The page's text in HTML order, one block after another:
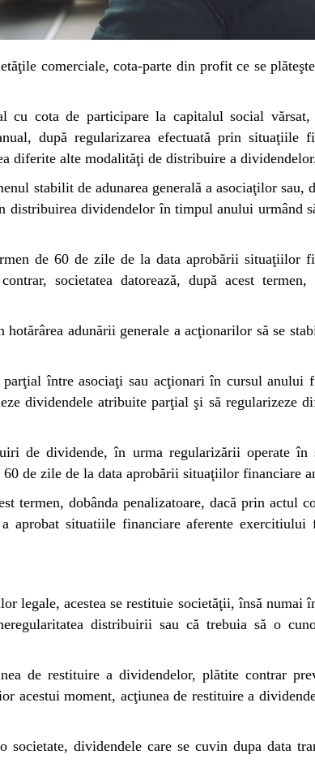
comerciale, cota-parte din profit ce se
cu cota de participare la capitalul social vărsat,
după regularizarea efectuată prin situaţiile
diferite alte modalităţi de distribuire a
stabilit de adunarea generală a asociaţilor sau,
dividendelor în timpul anului urmând
de 60 de zile de la data aprobării situaţiilor
societatea datorează, după acest termen,
adunării generale a acţionarilor să se
între asociaţi sau acţionari în cursul anului
dividendele atribuite parţial şi să regularizeze
de dividende, în urma regularizării operate în
de zile de la data aprobării situaţiilor financiare
termen, dobânda penalizatoare, dacă prin actul
aprobat situatiile financiare aferente exercitiului
legale, acestea se restituie societăţii, însă numai
distribuirii sau că trebuia să o
de restituire a dividendelor, plătite contrar
acestui moment, acţiunea de restituire a
dividendele care se cuvin dupa data